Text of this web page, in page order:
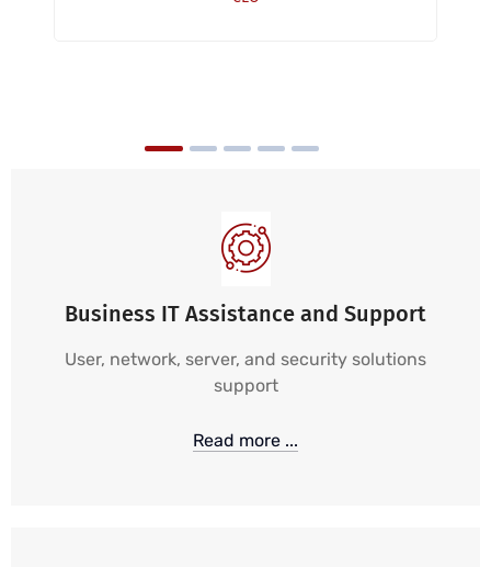
Business IT Assistance and Support
User, network, server, and security solutions
support
Read more ...